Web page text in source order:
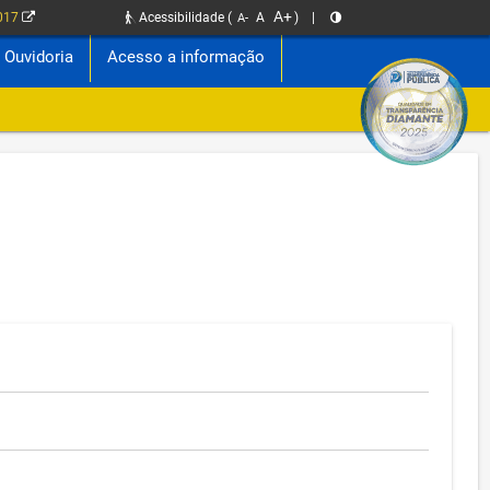
Acessibilidade ( A- A A+)
Ouvidoria Acesso a informação